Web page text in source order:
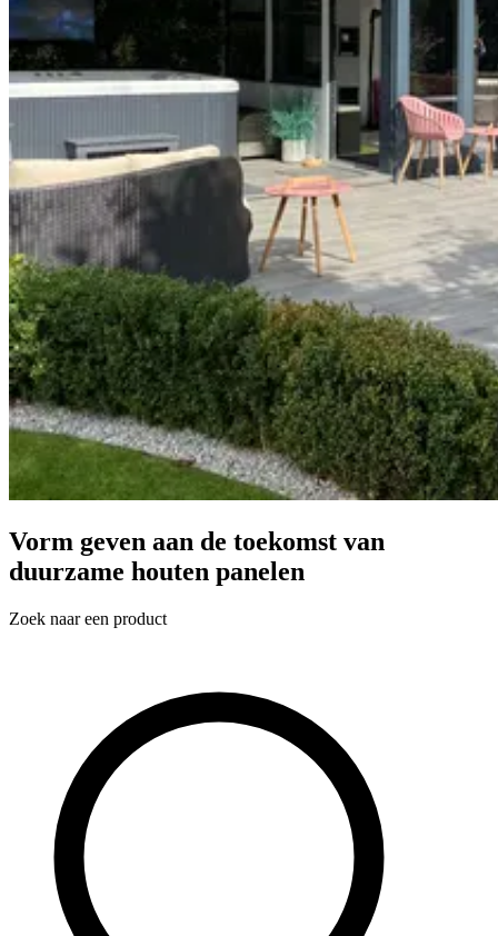
Vorm geven aan de toekomst van
duurzame houten panelen
Zoek naar een product